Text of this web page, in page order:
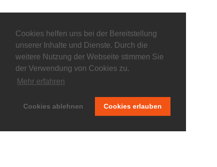
Cookies helfen uns bei der Bereitstellung
unserer Inhalte und Dienste. Durch die
weitere Nutzung der Webseite stimmen Sie
der Verwendung von Cookies zu.
Mehr erfahren
Cookies ablehnen Cookies erlauben
Datenschutzerklärung Impressum Kontakt